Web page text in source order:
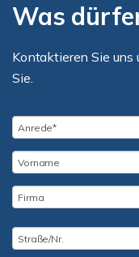
Was
Kontaktieren Sie uns
Sie.